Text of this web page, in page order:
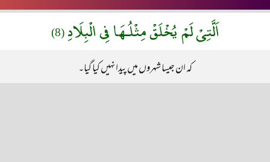
اَلَّتِىْ لَمْ يُخْلَقْ مِثْلُـهَا فِى الْبِلَادِ(8)
کہ ان جیسا شہروں میں پیدا نہیں کیا گیا۔